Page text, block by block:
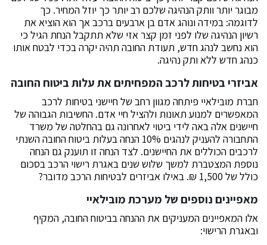
מבוגר יותר וותק הנהיגה שלכם רב יותר כך יוזל המחיר. כך
לדוגמה: במידה ונוהג אדם בן ארבעים ברכב אך הוא הוציא את
רשיון הנהיגה שלו לפני זמן קצר אזי שלא תתקבל הנחת הגיל כי
הוא נחשב לנהג חדש, תעודת החובה תהיה יקרה בכדי לבטח אותו
כנהג חדש ללא ותק נהיגה.
אביזרי בטיחות לרכב המפחיתים את עלות ביטוח החובה
חברת מובילאיי פיתחה מגוון רחב של חיישני בטיחות לרכב
המאפשרים למנוע תאונות ולהציל חיי אדם. החשיבות הגבוהה של
חיישנים אלה באה לידי ביטוי לאחרונה גם בהחלטה של משרד
התחבורה להעניק לנהגים 10% הנחה בעלות ביטוח החובה השנתי
לרכבים הכוללים את החיישנים. לצד הנחה זו תוענק גם הנחה
נוספת המצטברת למשך שלוש שנים באגרת רישוי הרכב בסכום
כולל של 1,500 ₪. באילו אביזרים לבטיחות הרכב מדובר?
מאפיינים נוספים של מערכת מובילאיי
אלו המאפיינים המעניקים את ההנחה בביטוח החובה, המקיף
ובאגרת הרישוי: